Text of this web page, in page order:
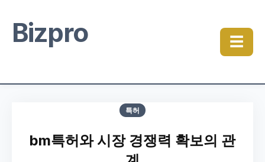
Bizpro ☰
특허
bm특허와 시장 경쟁력 확보의 관